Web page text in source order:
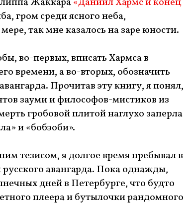
гром среди ясного неба,
так мне казалось на заре юности.
во-первых, вписать Хармса в
времени, а во-вторых, обозначить
Прочитав эту книгу, я понял,
зауми и философов-мистиков из
гробовой плитой наглухо заперла
и «бобэоби».
тезисом, я долгое время пребывал в
авангарда. Пока однажды,
дней в Петербурге, что будто
плеера и бутылочки рандомного